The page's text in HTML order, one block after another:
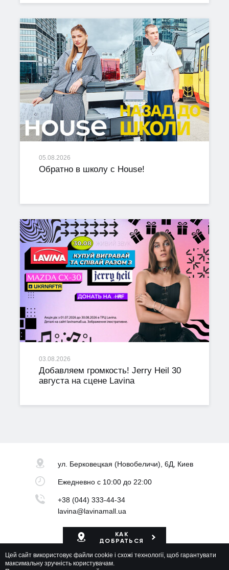
05.08.2026
Обратно в школу с House!
03.08.2026
Добавляем громкость! Jerry Heil 30
августа на сцене Lavina
ул. Берковецкая (Новобеличи), 6Д, Киев
Ежедневнос 10:00 до 22:00
+38 (044) 333-44-34
lavina@lavinamall.ua
КАК
ДОБРАТЬСЯ
Карта ТРЦ
Цей сайт використовує файли cookie і схожі технології, щоб гарантувати
максимальну зручність користувачам.